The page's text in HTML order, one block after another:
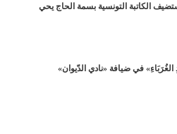
الكاتبة التونسية بسمة الحاج يحي
في ضيافة «نادي الدّيوان»